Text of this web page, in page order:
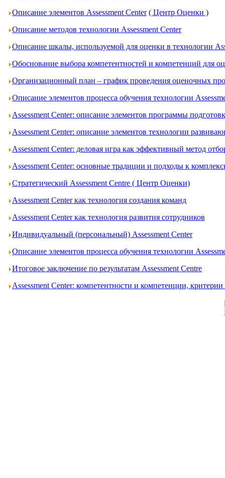
Описание элементов Assessment Center ( Центр Оценки )
Описание методов технологии Assessment Center
Описание шкалы, используемой для оценки в технологии
Обоснование выбора компетентностей и компетенций для
Организационный план – график проведения оценочных
Описание элементов процесса обучения технологии
Assessment Center: описание элементов программы
Assessment Center: описание элементов технологии
Assessment Center: деловая игра как эффективный метод
Assessment Center: основные традиции и подходы к
Стратегический Assessment Centre ( Центр Оценки)
Assessment Center как технология создания команд
Assessment Center как технология развития сотрудников
Индивидуальный (персональный) Assessment Center
Описание элементов процесса обучения технологии
Итоговое заключение по результатам Assessment Centre
Assessment Center: компетентности и компетенции,